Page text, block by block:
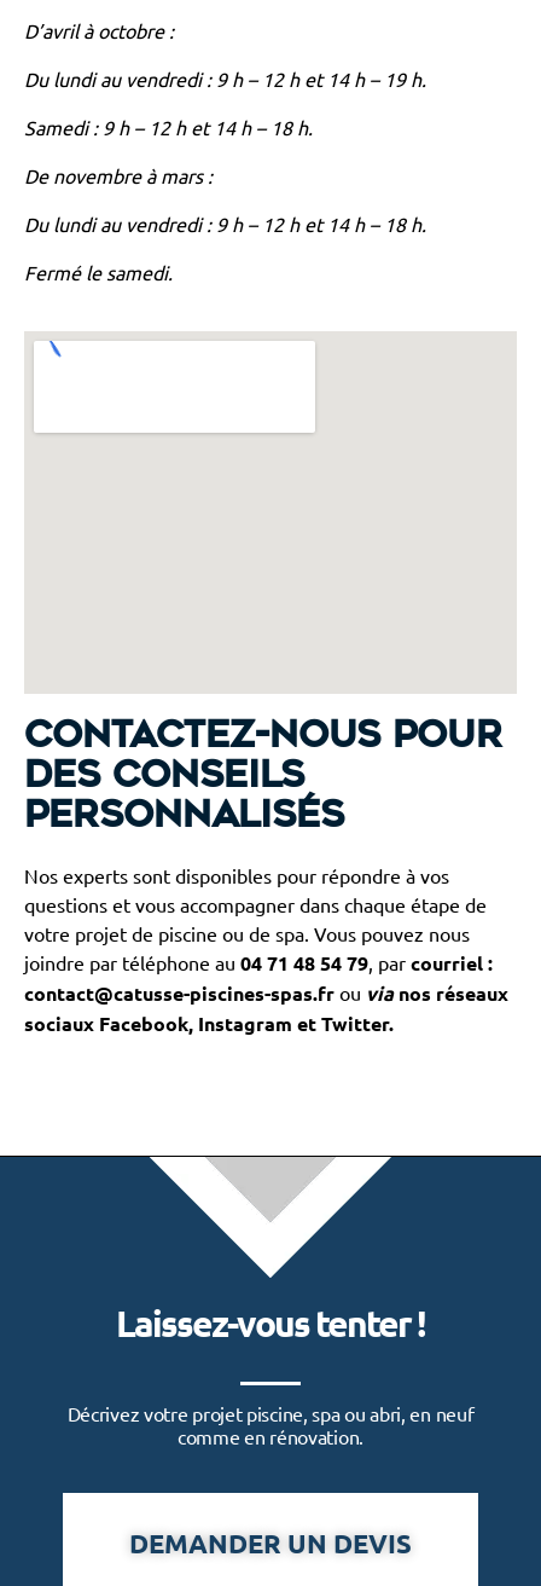
D’avril à octobre :
Du lundi au vendredi : 9 h – 12 h et 14 h – 19 h.
Samedi : 9 h – 12 h et 14 h – 18 h.
De novembre à mars :
Du lundi au vendredi : 9 h – 12 h et 14 h – 18 h.
Fermé le samedi.
Contactez-nous pour
des conseils
personnalisés
Nos experts sont disponibles pour répondre à vos
questions et vous accompagner dans chaque étape de
votre projet de piscine ou de spa. Vous pouvez nous
joindre par téléphone au 04 71 48 54 79, par courriel :
contact@catusse-piscines-spas.fr ou vianos réseaux
sociaux Facebook, Instagram et Twitter.
Laissez-vous tenter !
Décrivez votre projet piscine, spa ou abri, en neuf
comme en rénovation.
DEMANDER UN DEVIS